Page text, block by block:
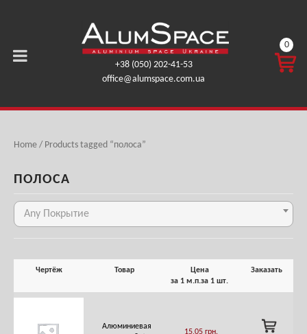
+38 (050) 202-41-53
office@alumspace.com.ua
КОРЗ
ГРН.
0
Home / Products tagged “полоса”
ПОЛОСА
Any Покрытие
Чертёж Товар
Цена
за 1 м.п.за 1 шт.
Заказать
Алюминиевая
15,05 грн.
ADD